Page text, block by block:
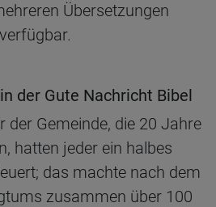
Übersetzungen
verfügbar.
der Gute Nachricht Bibel
der Gemeinde, die 20 Jahre
hatten jeder ein halbes
das machte nach dem
zusammen über 100